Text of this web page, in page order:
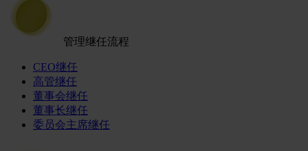
管理继任流程
CEO继任
高管继任
董事会继任
董事长继任
委员会主席继任